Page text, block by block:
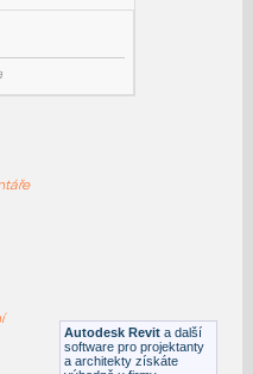
LP700
Autodesk Revit a další
software pro projektanty
a architekty získáte